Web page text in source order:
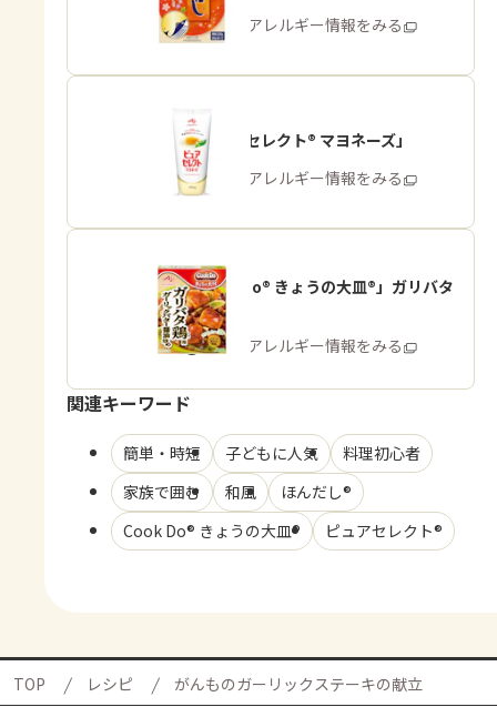
商品・アレルギー情報をみる
「ピュアセレクト® マヨネーズ」
商品・アレルギー情報をみる
「Cook Do® きょうの大皿®」ガリバタ
鶏用
商品・アレルギー情報をみる
関連キーワード
簡単・時短 子どもに人気
料理初心者
家族で囲む
和風
ほんだし®
Cook Do® きょうの大皿®
ピュアセレクト®
TOP レシピ がんものガーリックステーキの献立